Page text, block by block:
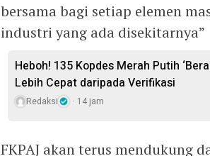
bersama bagi setiap elemen
industri yang ada disekitarnya”
Heboh! 135 Kopdes Merah Putih
Lebih Cepat daripada Verifikasi
Redaksi 14 jam
FKPAJ akan terus mendukung